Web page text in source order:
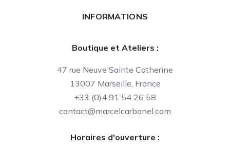
INFORMATIONS
Boutique et Ateliers :
47 rue Neuve Sainte Catherine
13007 Marseille, France
+33 (0)4 91 54 26 58
contact@marcelcarbonel.com
Horaires d'ouverture :